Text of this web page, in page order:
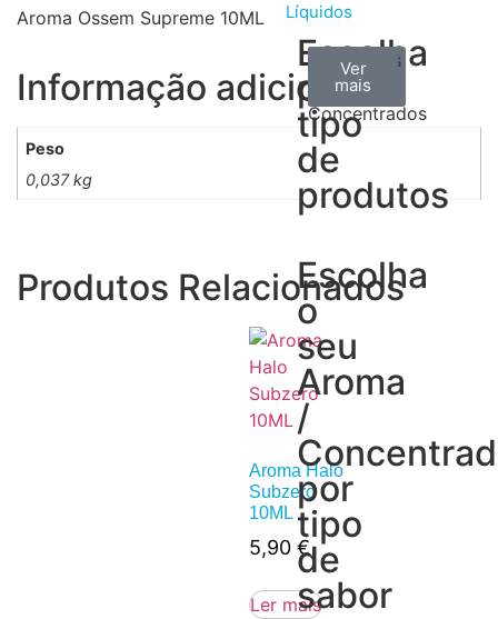
Líquidos
Escolha
por
tipo
de
produtos
Aromas
Concentrados
Ver
todos
Bases
Ver
mais
Accesorios
Ver
mais
Escolha
o
seu
Aroma
/
por
tipo
de
sabor
Aroma Ossem Supreme 10ML
Informação adicional
Peso
0,037 kg
Produtos Relacionados
Aroma Halo
Subzero
10ML
5,90 €
Ler mais